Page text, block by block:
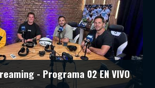
- Programa 02 EN VIVO